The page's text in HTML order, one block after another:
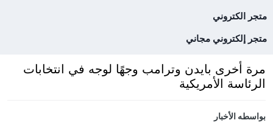
متجر الكتروني
متجر إلكتروني مجاني
مرة أخرى بايدن وترامب وجهًا لوجه في انتخابات
الرئاسة الأمريكية
بواسطهالأخبار